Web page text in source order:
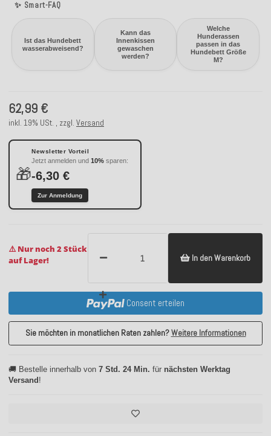
✨ Smart-FAQ
Ist das Hundebett
wasserabweisend?
Kann das
Innenkissen
gewaschen
werden?
Welche
Hunderassen
passen in das
Hundebett Größe
M?
62,99 €
inkl. 19% USt. , zzgl. Versand
🎁
Newsletter Vorteil
Jetzt anmelden und 10% sparen:
-6,30 €
Zur Anmeldung
⚠️ Nur noch 2 Stück
auf Lager!
In den Warenkorb
Consent erteilen
Sie möchten in monatlichen Raten zahlen?Weitere Informationen
🚚 Bestelle innerhalb von 7 Std. 24 Min. für nächsten Werktag
Versand !